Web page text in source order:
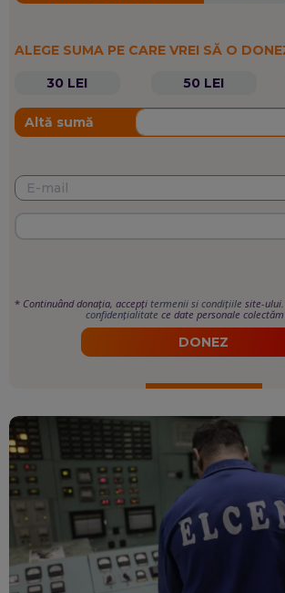
ALEGE SUMA PE CARE VREI SĂ O
30 LEI
50 LEI
Altă sumă
* Continuând donația, accepți termenii si condițiile site-
confidențialitate ce date personale
DONEZ